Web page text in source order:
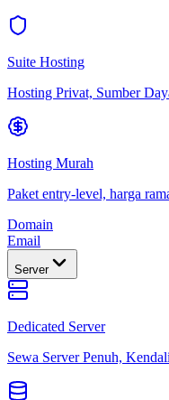
Suite Hosting
Hosting Privat, Sumber
Hosting Murah
Paket entry-level, harga
Domain
Email
Server
Dedicated Server
Sewa Server Penuh,